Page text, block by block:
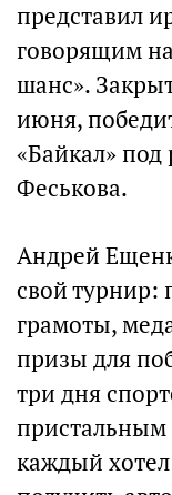
представил
говорящим
шанс».
июня,
«Байкал» под
Феськова.
Андрей
свой турнир:
грамоты,
призы для
три дня
каждый